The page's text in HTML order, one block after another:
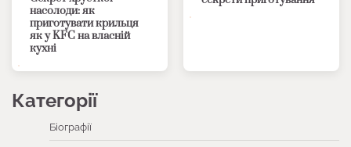
насолоди: як
приготувати крильця
як у KFC на власній
кухні
Категорії
Біографії